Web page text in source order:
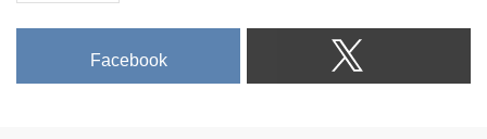
Facebook